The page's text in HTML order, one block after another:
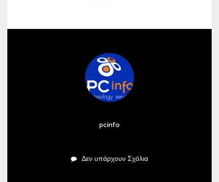
pcinfo
Δεν υπάρχουν Σχόλια